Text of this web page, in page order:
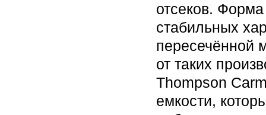
отсеков.
стабильных
пересечённой
от таких
Thompson
емкости,